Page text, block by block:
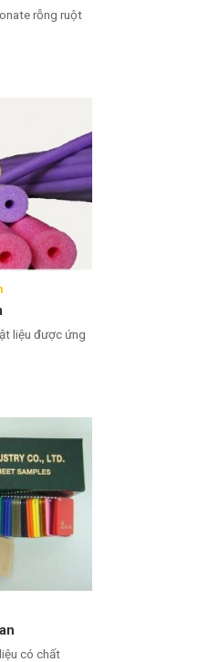
rỗng ruột
liệu được ứng
có chất